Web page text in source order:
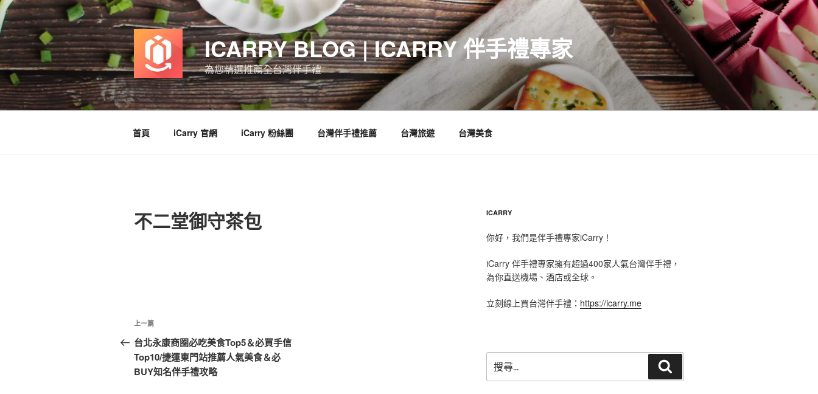
跳
至
主
要
內
容
ICARRY BLOG | ICARRY 伴手禮專家
為您精選推薦全台灣伴手禮
首頁 iCarry 官網 iCarry 粉絲團 台灣伴手禮推薦 台灣旅遊 台灣美食
不二堂御守茶包
文
章
導
上
一
篇
文
上一篇
台北永康商圈必吃美食Top5＆必買手信
Top10/捷運東門站推薦人氣美食＆必
BUY知名伴手禮攻略
ICARRY
你好，我們是伴手禮專家iCarry！
iCarry 伴手禮專家擁有超過400家人氣台灣伴手禮，
為你直送機場、酒店或全球。
立刻線上買台灣伴手禮： https://icarry.me
尋
關
尋